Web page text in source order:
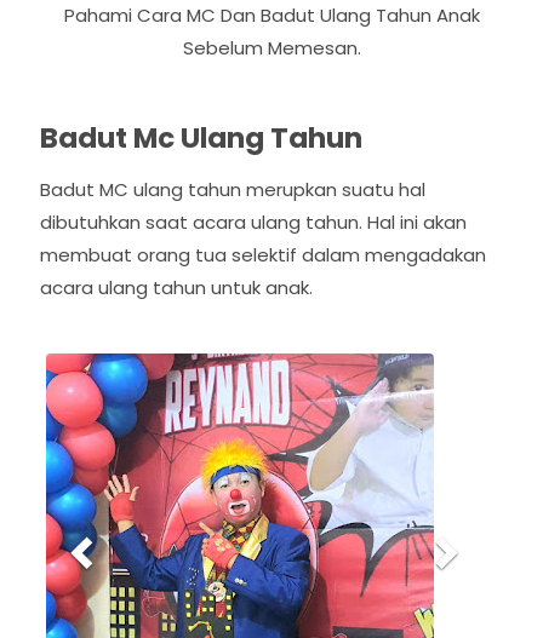
Pahami Cara MC Dan Badut Ulang Tahun Anak
Sebelum Memesan.
Badut Mc Ulang Tahun
Badut MC ulang tahun merupkan suatu hal
dibutuhkan saat acara ulang tahun. Hal ini akan
membuat orang tua selektif dalam mengadakan
acara ulang tahun untuk anak.
P
r
e
v
i
o
u
s